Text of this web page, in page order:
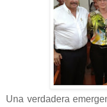
Una verdadera